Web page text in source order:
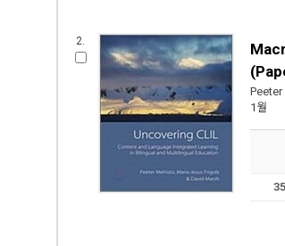
2.
1월